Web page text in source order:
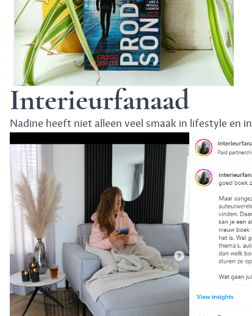
Interieurfanaad
Nadine heeft niet alleen veel smaak in lifestyle en